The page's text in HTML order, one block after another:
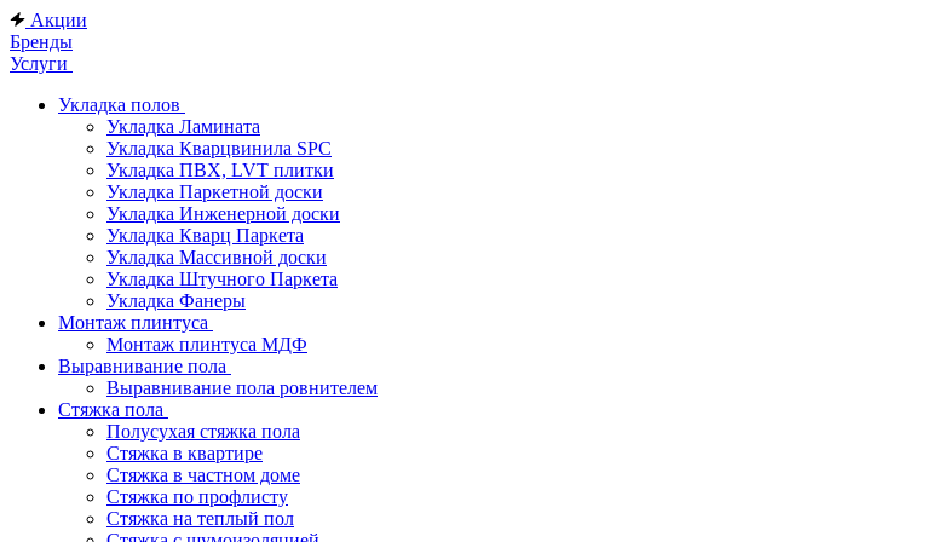
Акции
Бренды
Услуги
Укладка полов
Укладка Ламината
Укладка Кварцвинила SPC
Укладка ПВХ, LVT плитки
Укладка Паркетной доски
Укладка Инженерной доски
Укладка Кварц Паркета
Укладка Массивной доски
Укладка Штучного Паркета
Укладка Фанеры
Монтаж плинтуса
Монтаж плинтуса МДФ
Выравнивание пола
Выравнивание пола ровнителем
Стяжка пола
Полусухая стяжка пола
Стяжка в квартире
Стяжка в частном доме
Стяжка по профлисту
Стяжка на теплый пол